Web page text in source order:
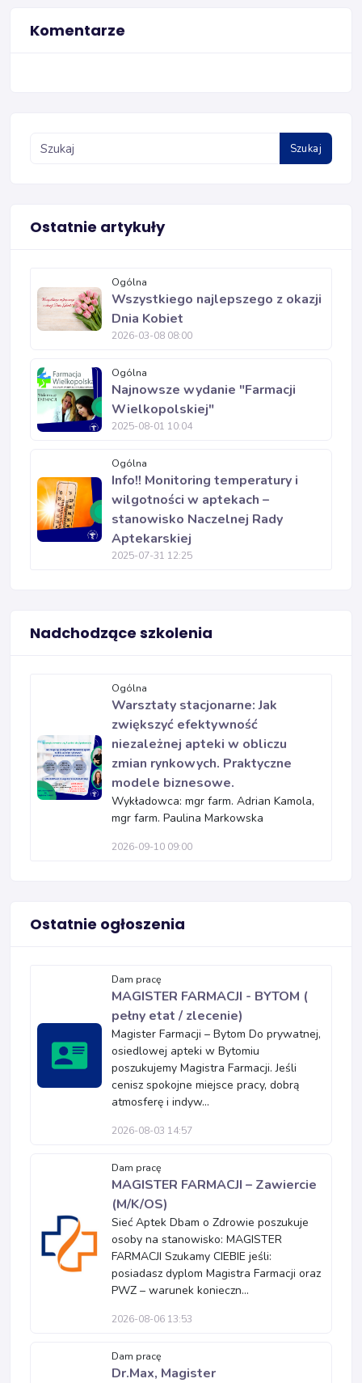
Komentarze
Szukaj
Ostatnie artykuły
Ogólna
Wszystkiego najlepszego z okazji
Dnia Kobiet
2026-03-08 08:00
Ogólna
Najnowsze wydanie "Farmacji
Wielkopolskiej"
2025-08-01 10:04
Ogólna
Info!! Monitoring temperatury i
wilgotności w aptekach –
stanowisko Naczelnej Rady
Aptekarskiej
2025-07-31 12:25
Nadchodzące szkolenia
Ogólna
Warsztaty stacjonarne: Jak
zwiększyć efektywność
niezależnej apteki w obliczu
zmian rynkowych. Praktyczne
modele biznesowe.
Wykładowca: mgr farm. Adrian Kamola,
mgr farm. Paulina Markowska
2026-09-10 09:00
Ostatnie ogłoszenia
Dam pracę
MAGISTER FARMACJI - BYTOM (
pełny etat / zlecenie)
Magister Farmacji – Bytom Do prywatnej,
osiedlowej apteki w Bytomiu
poszukujemy Magistra Farmacji. Jeśli
cenisz spokojne miejsce pracy, dobrą
atmosferę i indyw...
2026-08-03 14:57
Dam pracę
MAGISTER FARMACJI – Zawiercie
(M/K/OS)
Sieć Aptek Dbam o Zdrowie poszukuje
osoby na stanowisko: MAGISTER
FARMACJI Szukamy CIEBIE jeśli:
posiadasz dyplom Magistra Farmacji oraz
PWZ – warunek konieczn...
2026-08-06 13:53
Dam pracę
Dr.Max, Magister